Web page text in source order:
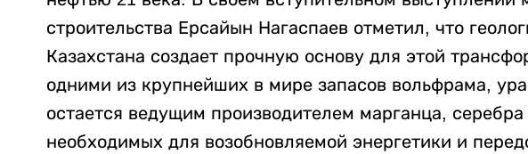
строительства Ерсайын Нагаспаев отметил, что
Казахстана создает прочную основу для этой
одними из крупнейших в мире запасов вольфрама,
остается ведущим производителем марганца,
необходимых для возобновляемой энергетики и